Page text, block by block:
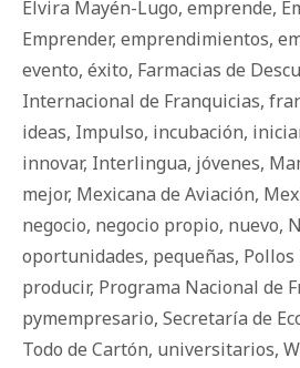
Elvira Mayén-Lugo, emprende,
Emprender, emprendimientos,
evento, éxito, Farmacias de
Internacional de Franquicias,
ideas, Impulso, incubación,
innovar, Interlingua, jóvenes,
mejor, Mexicana de Aviación,
negocio, negocio propio, nuevo,
oportunidades, pequeñas, Pollos
producir, Programa Nacional de
pymempresario, Secretaría de
Todo de Cartón, universitarios,